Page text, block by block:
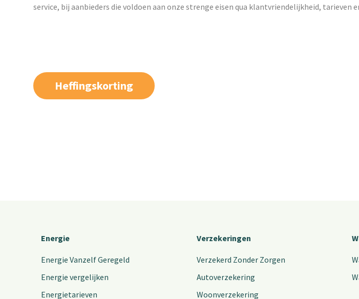
service, bij aanbieders die voldoen aan onze strenge eisen qua klantvriendelijkheid, tarieven
Heffingskorting
Energie
Energie Vanzelf Geregeld
Energie vergelijken
Energietarieven
Verzekeringen
Verzekerd Zonder Zorgen
Autoverzekering
Woonverzekering